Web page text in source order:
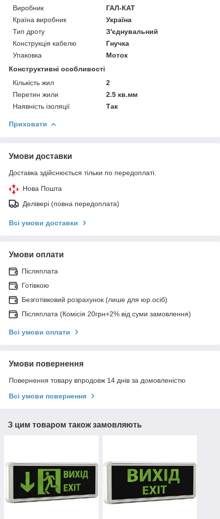
Виробник
ГАЛ-КАТ
Країна виробник
Україна
Тип дроту
З'єднувальний
Конструкція кабелю
Гнучка
Упаковка
Моток
Конструктивні особливості
Кількість жил
2
Перетин жили
2.5 кв.мм
Наявність ізоляції
Так
Приховати
Умови доставки
Доставка здійснюється тільки по передоплаті.
Нова Пошта
Делівері (повна передоплата)
Всі умови доставки
Умови оплати
Післяплата
Готівкою
Безготівковий розрахунок (лише для юр.осіб)
Післяплата (Комісія 20грн+2% від суми замовлення)
Всі умови оплати
Умови повернення
Повернення товару впродовж 14 днів за домовленістю
Всі умови повернення
З цим товаром також замовляють